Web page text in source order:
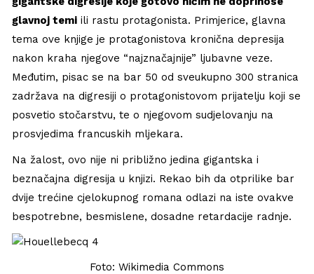
glavnoj temi ili rastu protagonista. Primjerice, glavna
tema ove knjige je protagonistova kronična depresija
nakon kraha njegove “najznačajnije” ljubavne veze.
Međutim, pisac se na bar 50 od sveukupno 300 stranica
zadržava na digresiji o protagonistovom prijatelju koji se
posvetio stočarstvu, te o njegovom sudjelovanju na
prosvjedima francuskih mljekara.
Na žalost, ovo nije ni približno jedina gigantska i
beznačajna digresija u knjizi. Rekao bih da otprilike bar
dvije trećine cjelokupnog romana odlazi na iste ovakve
bespotrebne, besmislene, dosadne retardacije radnje.
Foto: Wikimedia Commons